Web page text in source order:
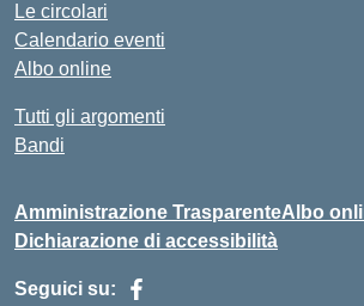
Le circolari
Calendario eventi
Albo online
Tutti gli argomenti
Bandi
Amministrazione TrasparenteAlbo
Dichiarazione di accessibilità
Seguici su: